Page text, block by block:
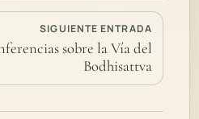
SIGUIENTE ENTRADA
sobre la Vía del
Bodhisattva